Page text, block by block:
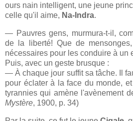
ours nain intelligent, une jeune
celle qu'il aime, Na-Indra.
— Pauvres gens, murmura-t-il,
de la liberté! Que de
nécessaires pour les conduire à un
Puis, avec un geste brusque :
— À chaque jour suffit sa tâche. Il
pour éclater à la face du monde,
tyrannies qui amène l'avènement
Mystère, 1900, p. 34)